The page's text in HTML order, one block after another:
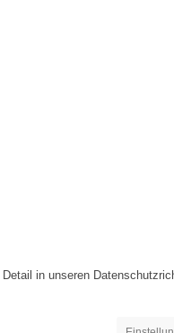
in unseren